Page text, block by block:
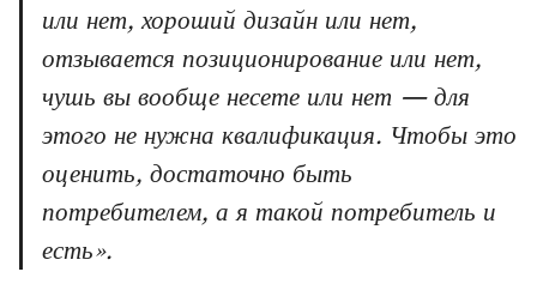
или нет, хороший дизайн или нет,
отзывается позиционирование или нет,
чушь вы вообще несете или нет — для
этого не нужна квалификация. Чтобы это
оценить, достаточно быть
потребителем, а я такой потребитель и
есть».